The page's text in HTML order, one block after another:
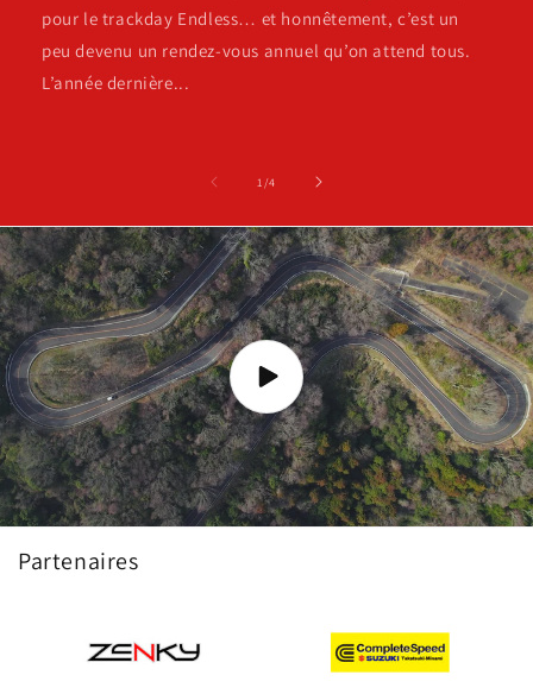
pour le trackday Endless… et honnêtement, c’est un
peu devenu un rendez-vous annuel qu’on attend tous.
L’année dernière...
1/de
4
Partenaires